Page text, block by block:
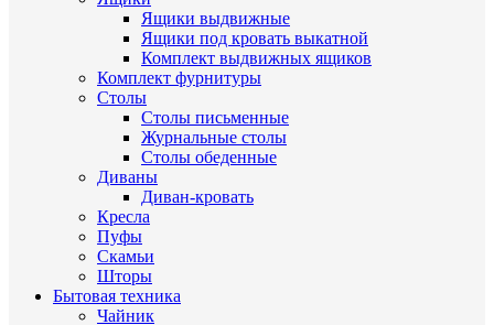
Ящики выдвижные
Ящики под кровать выкатной
Комплект выдвижных ящиков
Комплект фурнитуры
Столы
Столы письменные
Журнальные cтолы
Столы обеденные
Диваны
Диван-кровать
Кресла
Пуфы
Скамьи
Шторы
Бытовая техника
Чайник